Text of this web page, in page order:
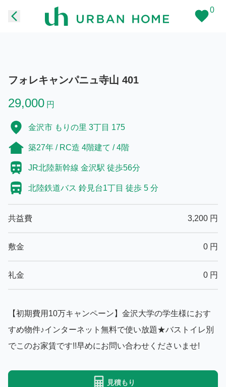
0
フォレキャンパニュ寺山 401
29,000 円
金沢市 もりの里 3丁目 175
築27年 / RC造 4階建て / 4階
JR北陸新幹線 金沢駅 徒歩56分
北陸鉄道バス 鈴見台1丁目 徒歩 5 分
共益費 3,200 円
敷金 0 円
礼金 0 円
【初期費用10万キャンペーン】金沢大学の学生様におす
すめ物件♪インターネット無料で使い放題★バストイレ別
でこのお家賃です!!早めにお問い合わせくださいませ!
見積もり